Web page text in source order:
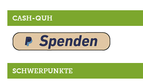
CASH-QUH
SCHWERPUNKTE